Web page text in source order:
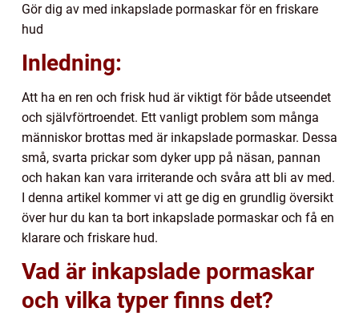
Gör dig av med inkapslade pormaskar för en friskare
hud
Inledning:
Att ha en ren och frisk hud är viktigt för både utseendet
och självförtroendet. Ett vanligt problem som många
människor brottas med är inkapslade pormaskar. Dessa
små, svarta prickar som dyker upp på näsan, pannan
och hakan kan vara irriterande och svåra att bli av med.
I denna artikel kommer vi att ge dig en grundlig översikt
över hur du kan ta bort inkapslade pormaskar och få en
klarare och friskare hud.
Vad är inkapslade pormaskar
och vilka typer finns det?